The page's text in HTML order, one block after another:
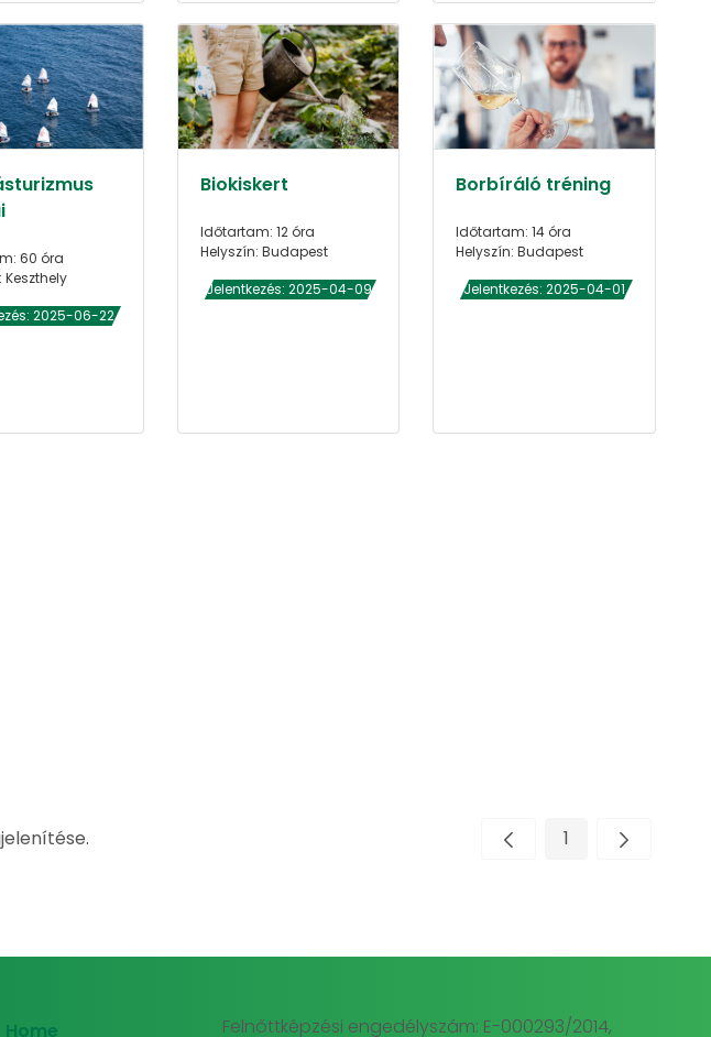
60 óra
Keszthely
2025-06-22
Biokiskert
Időtartam: 12 óra
Helyszín: Budapest
Jelentkezés: 2025-04-09
Borbíráló tréning
Időtartam: 14 óra
Helyszín: Budapest
Jelentkezés: 2025-04-01
Oldal
1
Home
Felnőttképzési engedélyszám: E-000293/2014,